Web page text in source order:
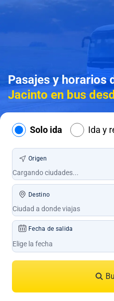
Pasajes y horarios
Jacinto en bus
Solo ida Ida y
Origen
Destino
Fecha de salida